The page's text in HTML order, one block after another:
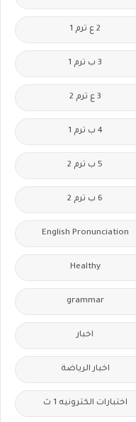
2 ع ترم 1
3 ب ترم 1
3 ع ترم 2
4 ب ترم 1
5 ب ترم 2
6 ب ترم 2
English Pronunciation
Healthy
grammar
اخبار
اخبار الرياضة
اختبارات الكترونيه 1 ث